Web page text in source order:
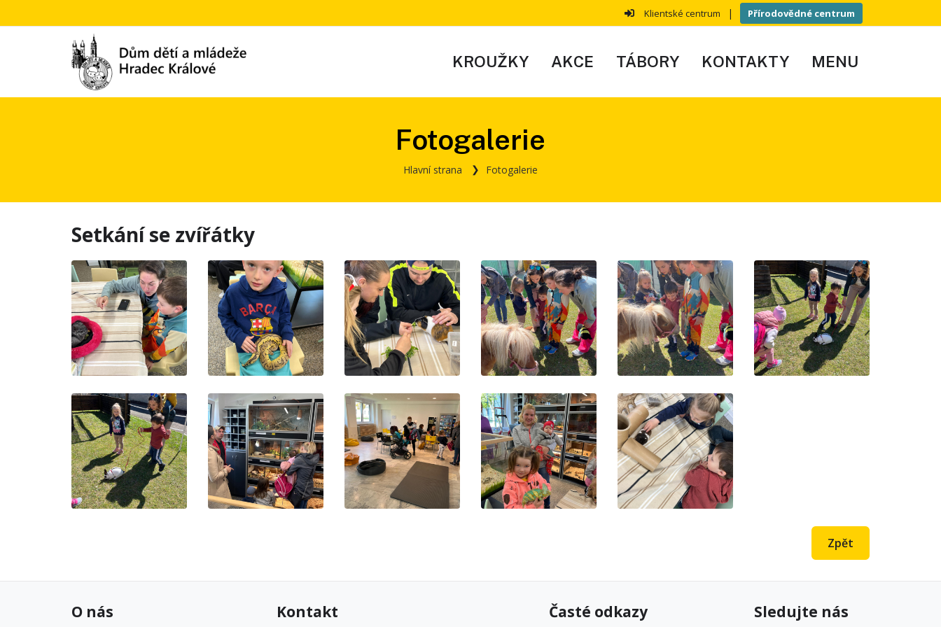
Klientské centrum | Přírodovědné centrum
KROUŽKY AKCE TÁBORY KONTAKTY MENU
Fotogalerie
Hlavní strana Fotogalerie
Setkání se zvířátky
Zpět
O nás Kontakt Časté odkazy Sledujte nás